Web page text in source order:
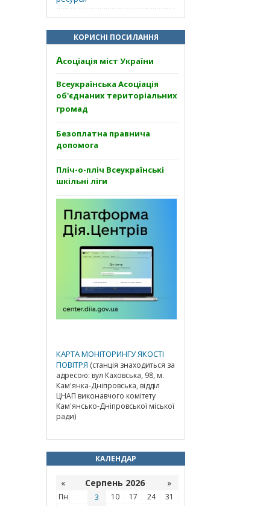
КОРИСНІ ПОСИЛАННЯ
Асоціація міст України
Всеукраїнська Асоціація
об'єднаних територіальних
громад
Безоплатна правнича
допомога
Пліч-о-пліч Всеукраїнські
шкільні ліги
КАРТА МОНІТОРИНГУ ЯКОСТІ
ПОВІТРЯ (станція знаходиться за
адресою: вул Каховська, 98, м.
Кам'янка-Дніпровська, відділ
ЦНАП виконавчого комітету
Кам'янсько-Дніпровської міської
ради)
КАЛЕНДАР
« Серпень 2026 »
Пн 3 10 17 24
31